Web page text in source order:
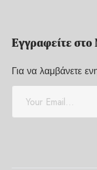
Εγγραφείτε
Για να λαμβάνετε
a